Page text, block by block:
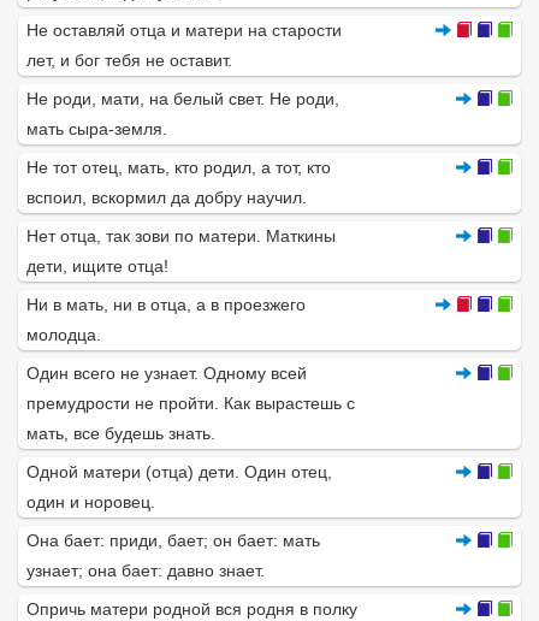
Не оставляй отца и матери на старости
лет, и бог тебя не оставит.
Не роди, мати, на белый свет. Не роди,
мать сыра-земля.
Не тот отец, мать, кто родил, а тот, кто
вспоил, вскормил да добру научил.
Нет отца, так зови по матери. Маткины
дети, ищите отца!
Ни в мать, ни в отца, а в проезжего
молодца.
Один всего не узнает. Одному всей
премудрости не пройти. Как вырастешь с
мать, все будешь знать.
Одной матери (отца) дети. Один отец,
один и норовец.
Она бает: приди, бает; он бает: мать
узнает; она бает: давно знает.
Опричь матери родной вся родня в полку